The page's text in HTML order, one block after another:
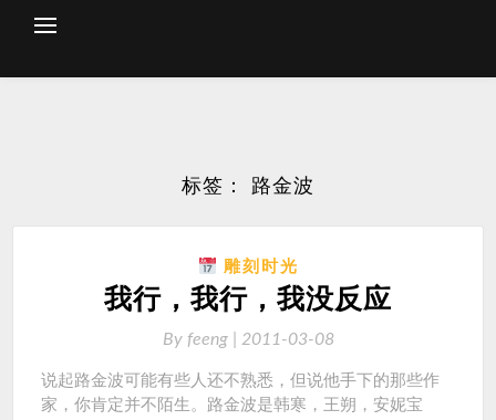
标签： 路金波
雕刻时光
我行，我行，我没反应
By feeng | 2011-03-08
说起路金波可能有些人还不熟悉，但说他手下的那些作
家，你肯定并不陌生。路金波是韩寒，王朔，安妮宝